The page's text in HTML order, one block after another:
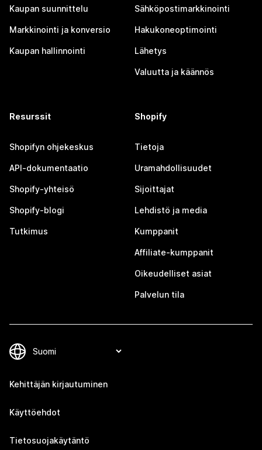
Kaupan suunnittelu
Markkinointi ja konversio
Kaupan hallinnointi
Sähköpostimarkkinointi
Hakukoneoptimointi
Lähetys
Valuutta ja käännös
Resurssit
Shopifyn ohjekeskus
API-dokumentaatio
Shopify-yhteisö
Shopify-blogi
Tutkimus
Shopify
Tietoja
Uramahdollisuudet
Sijoittajat
Lehdistö ja media
Kumppanit
Affiliate-kumppanit
Oikeudelliset asiat
Palvelun tila
Kehittäjän kirjautuminen
Käyttöehdot
Tietosuojakäytäntö